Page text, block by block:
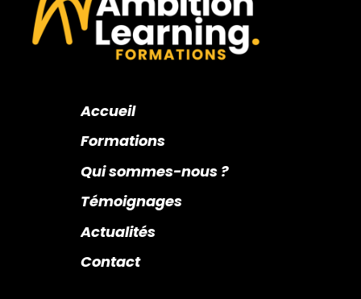
Accueil
Formations
Qui sommes-nous ?
Témoignages
Actualités
Contact